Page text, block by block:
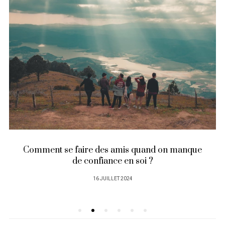
Comment se faire des amis quand on manque
de confiance en soi ?
PUBLIÉ
16 JUILLET 2024